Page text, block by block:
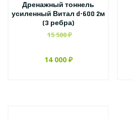
Дренажный тоннель
усиленный Витал d-600 2м
(3 ребра)
15 500 ₽
14 000 ₽